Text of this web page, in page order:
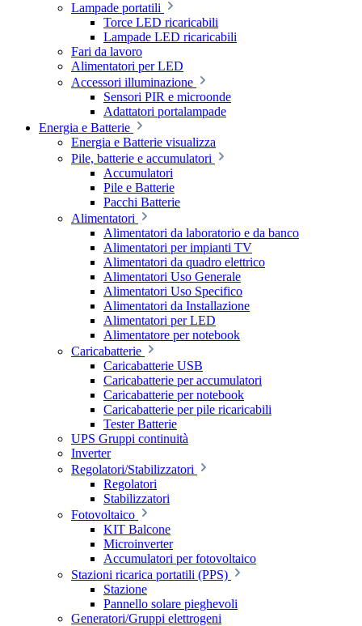
Lampade portatili
Torce LED ricaricabili
Lampade LED ricaricabili
Fari da lavoro
Alimentatori per LED
Accessori illuminazione
Sensori PIR e microonde
Adattatori portalampade
Energia e Batterie
Energia e Batterie visualizza
Pile, batterie e accumulatori
Accumulatori
Pile e Batterie
Pacchi Batterie
Alimentatori
Alimentatori da laboratorio e da banco
Alimentatori per impianti TV
Alimentatori da quadro elettrico
Alimentatori Uso Generale
Alimentatori Uso Specifico
Alimentatori da Installazione
Alimentatori per LED
Alimentatore per notebook
Caricabatterie
Caricabatterie USB
Caricabatterie per accumulatori
Caricabatterie per notebook
Caricabatterie per pile ricaricabili
Tester Batterie
UPS Gruppi continuità
Inverter
Regolatori/Stabilizzatori
Regolatori
Stabilizzatori
Fotovoltaico
KIT Balcone
Microinverter
Accumulatori per fotovoltaico
Stazioni ricarica portatili (PPS)
Stazione
Pannello solare pieghevoli
Generatori/Gruppi elettrogeni